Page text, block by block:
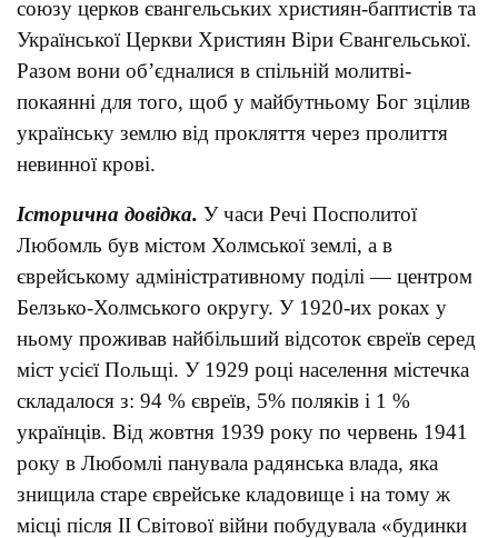
союзу церков євангельських християн-баптистів та
Української Церкви Християн Віри Євангельської.
Разом вони об’єдналися в спільній молитві-
покаянні для того, щоб у майбутньому Бог зцілив
українську землю від прокляття через пролиття
невинної крові.
Історична довідка. У часи Речі Посполитої
Любомль був містом Холмської землі, а в
єврейському адміністративному поділі — центром
Белзько-Холмського округу. У 1920-их роках у
ньому проживав найбільший відсоток євреїв серед
міст усієї Польщі. У 1929 році населення містечка
складалося з: 94 % євреїв, 5% поляків і 1 %
українців. Від жовтня 1939 року по червень 1941
року в Любомлі панувала радянська влада, яка
знищила старе єврейське кладовище і на тому ж
місці після II Світової війни побудувала «будинки